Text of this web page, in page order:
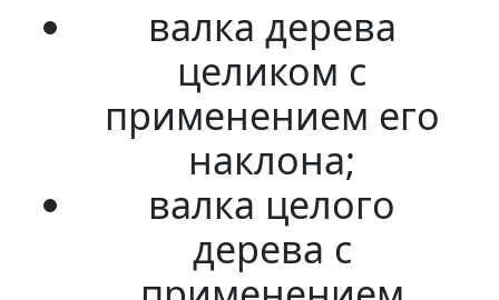
валка дерева
целиком с
применением его
наклона;
валка целого
дерева с